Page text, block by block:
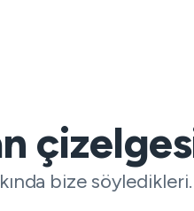
bize söyledikleri.